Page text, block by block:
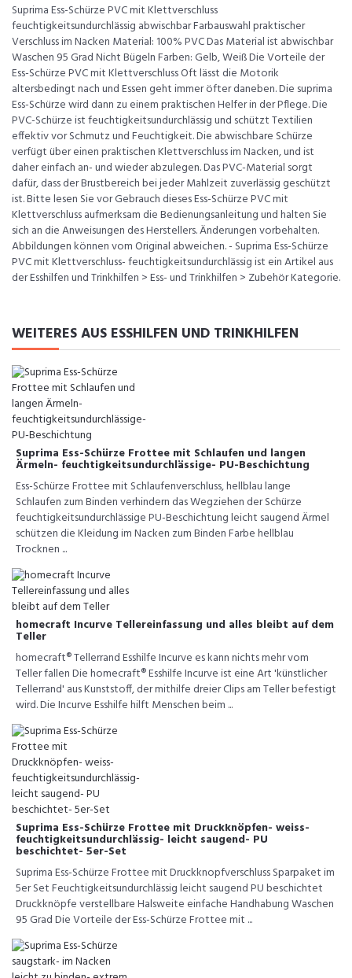
Suprima Ess-Schürze PVC mit Klettverschluss
feuchtigkeitsundurchlässig abwischbar Farbauswahl praktischer
Verschluss im Nacken Material: 100% PVC Das Material ist abwischbar
Waschen 95 Grad Nicht Bügeln Farben: Gelb, Weiß Die Vorteile der
Ess-Schürze PVC mit Klettverschluss Oft lässt die Motorik
altersbedingt nach und Essen geht immer öfter daneben. Die suprima
Ess-Schürze wird dann zu einem praktischen Helfer in der Pflege. Die
PVC-Schürze ist feuchtigkeitsundurchlässig und schützt Textilien
effektiv vor Schmutz und Feuchtigkeit. Die abwischbare Schürze
verfügt über einen praktischen Klettverschluss im Nacken, und ist
daher einfach an- und wieder abzulegen. Das PVC-Material sorgt
dafür, dass der Brustbereich bei jeder Mahlzeit zuverlässig geschützt
ist. Bitte lesen Sie vor Gebrauch dieses Ess-Schürze PVC mit
Klettverschluss aufmerksam die Bedienungsanleitung und halten Sie
sich an die Anweisungen des Herstellers. Änderungen vorbehalten.
Abbildungen können vom Original abweichen. - Suprima Ess-Schürze
PVC mit Klettverschluss- feuchtigkeitsundurchlässig ist ein Artikel aus
der Esshilfen und Trinkhilfen > Ess- und Trinkhilfen > Zubehör Kategorie.
WEITERES AUS ESSHILFEN UND TRINKHILFEN
Suprima Ess-Schürze Frottee mit Schlaufen und langen
Ärmeln- feuchtigkeitsundurchlässige- PU-Beschichtung
Ess-Schürze Frottee mit Schlaufenverschluss, hellblau lange
Schlaufen zum Binden verhindern das Wegziehen der Schürze
feuchtigkeitsundurchlässige PU-Beschichtung leicht saugend Ärmel
schützen die Kleidung im Nacken zum Binden Farbe hellblau
Trocknen ...
homecraft Incurve Tellereinfassung und alles bleibt auf dem
Teller
homecraft® Tellerrand Esshilfe Incurve es kann nichts mehr vom
Teller fallen Die homecraft® Esshilfe Incurve ist eine Art 'künstlicher
Tellerrand' aus Kunststoff, der mithilfe dreier Clips am Teller befestigt
wird. Die Incurve Esshilfe hilft Menschen beim ...
Suprima Ess-Schürze Frottee mit Druckknöpfen- weiss-
feuchtigkeitsundurchlässig- leicht saugend- PU
beschichtet- 5er-Set
Suprima Ess-Schürze Frottee mit Druckknopfverschluss Sparpaket im
5er Set Feuchtigkeitsundurchlässig leicht saugend PU beschichtet
Druckknöpfe verstellbare Halsweite einfache Handhabung Waschen
95 Grad Die Vorteile der Ess-Schürze Frottee mit ...